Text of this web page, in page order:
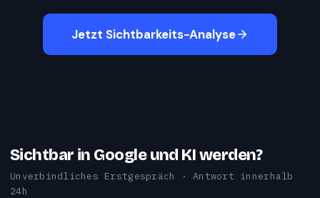
Jetzt Sichtbarkeits-Analyse
Sichtbar in Google und KI werden?
Unverbindliches Erstgespräch · Antwort innerhalb
24h